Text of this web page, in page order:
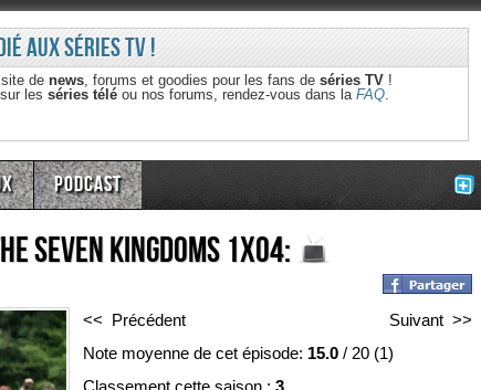
aux séries TV !
de news, forums et goodies pour les fans de séries TV!
les séries téléou nos forums, rendez-vous dans la FAQ.
Podcast
Seven Kingdoms 1x04:
<< Précédent
Suivant >>
Note moyenne de cet épisode: 15.0/ 20(1)